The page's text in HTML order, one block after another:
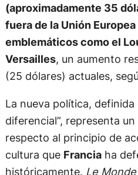
(aproximadamente 35
fuera de la Unión
emblemáticos como el
Versailles, un aumento
(25 dólares) actuales,
La nueva política, definida
diferencial”, representa
respecto al principio de
cultura que Franciaha
históricamente. Le Monde